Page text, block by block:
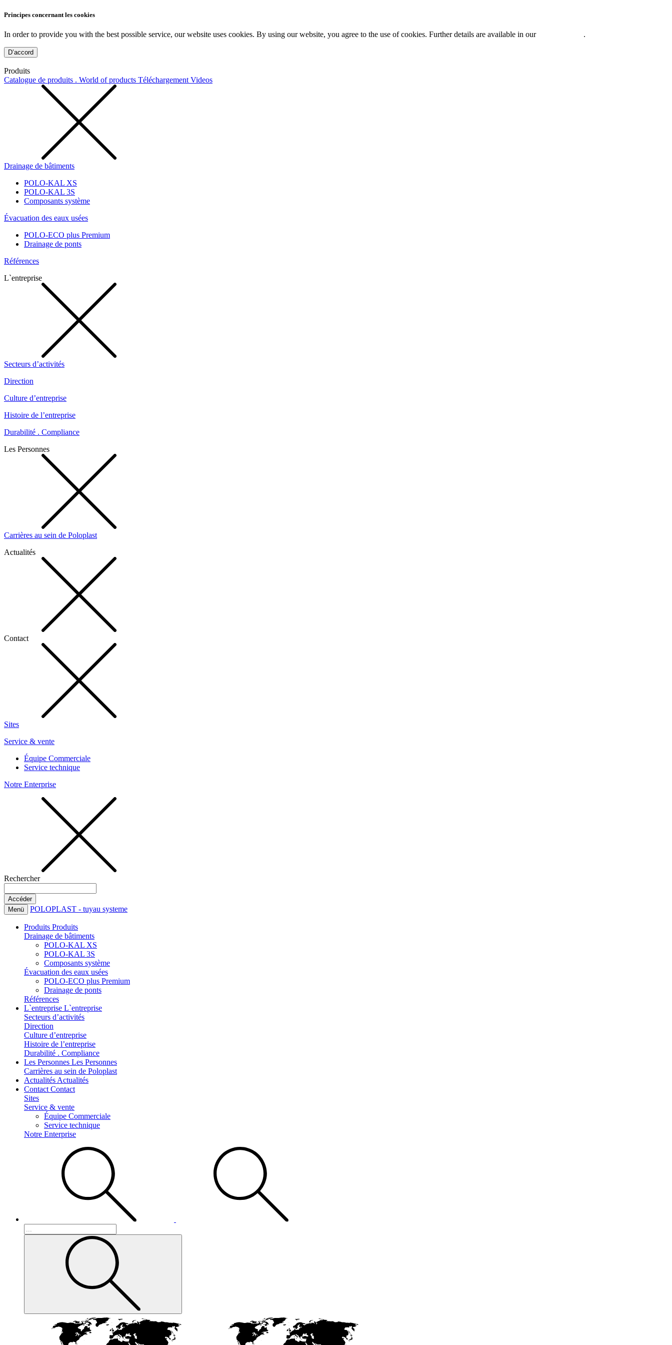
Principes concernant les cookies
In order to provide you with the best possible service, our website uses cookies. By using our website, you agree to the use of cookies. Further details are available in our .
D’accord
Produits
Catalogue de produits . World of products Téléchargement Videos
Drainage de bâtiments
POLO-KAL XS
POLO-KAL 3S
Composants système
Évacuation des eaux usées
POLO-ECO plus Premium
Drainage de ponts
Références
L`entreprise
Secteurs d’activités
Direction
Culture d’entreprise
Histoire de l’entreprise
Durabilité . Compliance
Les Personnes
Carrières au sein de Poloplast
Actualités
Contact
Sites
Service & vente
Équipe Commerciale
Service technique
Notre Enterprise
Rechercher
Menü POLOPLAST - tuyau systeme
Produits Produits
Drainage de bâtiments
POLO-KAL XS
POLO-KAL 3S
Composants système
Évacuation des eaux usées
POLO-ECO plus Premium
Drainage de ponts
Références
L`entreprise L`entreprise
Secteurs d’activités
Direction
Culture d’entreprise
Histoire de l’entreprise
Durabilité . Compliance
Les Personnes Les Personnes
Carrières au sein de Poloplast
Actualités Actualités
Contact Contact
Sites
Service & vente
Équipe Commerciale
Service technique
Notre Enterprise